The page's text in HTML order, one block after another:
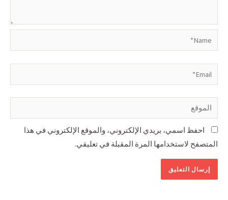
احفظ اسمي، بريدي الإلكتروني، والموقع الإلكتروني في هذا
المتصفح لاستخدامها المرة المقبلة في تعليقي.